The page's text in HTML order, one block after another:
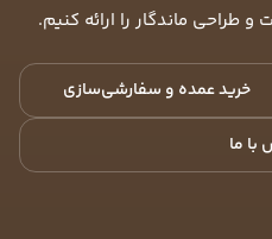
ماندگار را ارائه کنیم.
خرید عمده و سفارشی‌سازی
با ما